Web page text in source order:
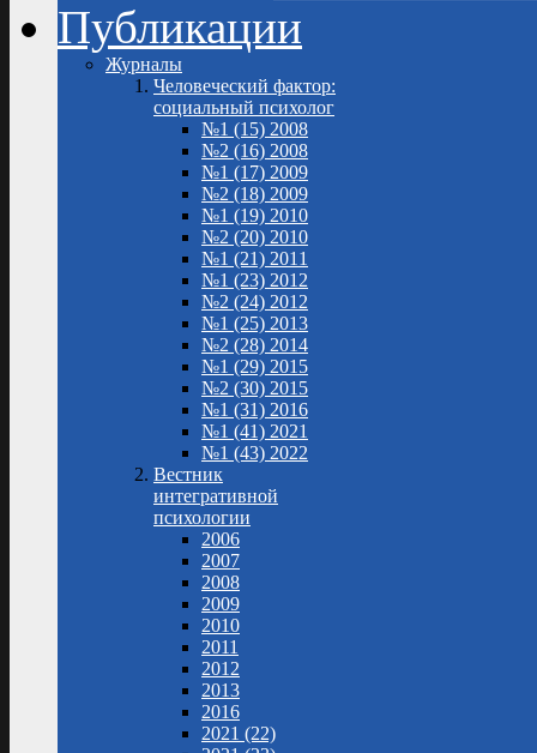
Публикации
Журналы
Человеческий фактор:
социальный психолог
№1 (15) 2008
№2 (16) 2008
№1 (17) 2009
№2 (18) 2009
№1 (19) 2010
№2 (20) 2010
№1 (21) 2011
№1 (23) 2012
№2 (24) 2012
№1 (25) 2013
№2 (28) 2014
№1 (29) 2015
№2 (30) 2015
№1 (31) 2016
№1 (41) 2021
№1 (43) 2022
Вестник
интегративной
психологии
2006
2007
2008
2009
2010
2011
2012
2013
2016
2021 (22)